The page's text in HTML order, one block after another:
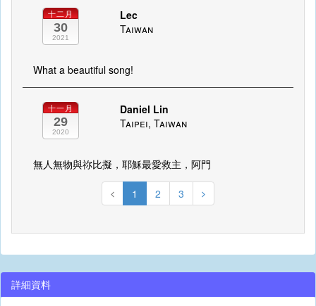
十二月
30
2021
Lec
Taiwan
What a beautiful song!
十一月
29
2020
Daniel Lin
Taipei, Taiwan
無人無物與祢比擬，耶穌最愛救主，阿門
1 2 3
詳細資料